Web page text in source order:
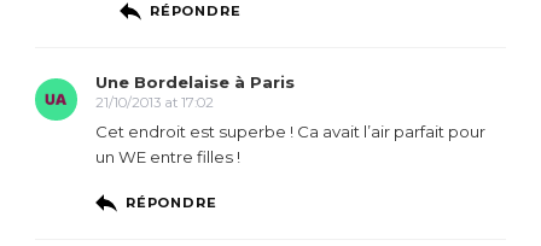
RÉPONDRE
Une Bordelaise à Paris
21/10/2013 at 17:02
Cet endroit est superbe ! Ca avait l’air parfait pour
un WE entre filles !
RÉPONDRE